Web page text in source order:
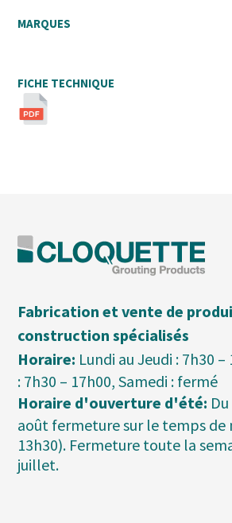
MARQUES
FICHE TECHNIQUE
Fabrication et vente de
construction spécialisés
Horaire: Lundi au Jeudi : 7h30
: 7h30 – 17h00, Samedi : fermé
Horaire d'ouverture d'été:
août fermeture sur le temps de
13h30). Fermeture toute la
juillet.